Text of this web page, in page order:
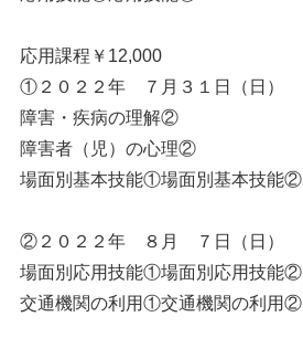
応用課程￥12,000
①２０２２年 ７月３１日（日）
障害・疾病の理解②
障害者（児）の心理②
場面別基本技能①場面別基本技能②
②２０２２年 ８月 ７日（日）
場面別応用技能①場面別応用技能②
交通機関の利用①交通機関の利用②